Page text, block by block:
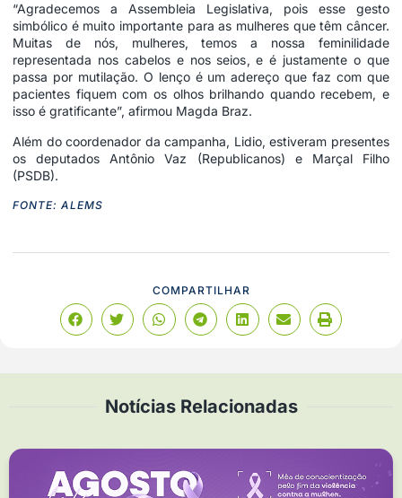
“Agradecemos a Assembleia Legislativa, pois esse gesto
simbólico é muito importante para as mulheres que têm câncer.
Muitas de nós, mulheres, temos a nossa feminilidade
representada nos cabelos e nos seios, e é justamente o que
passa por mutilação. O lenço é um adereço que faz com que
pacientes fiquem com os olhos brilhando quando recebem, e
isso é gratificante”, afirmou Magda Braz.
Além do coordenador da campanha, Lidio, estiveram presentes
os deputados Antônio Vaz (Republicanos) e Marçal Filho
(PSDB).
FONTE: ALEMS
COMPARTILHAR
Notícias Relacionadas